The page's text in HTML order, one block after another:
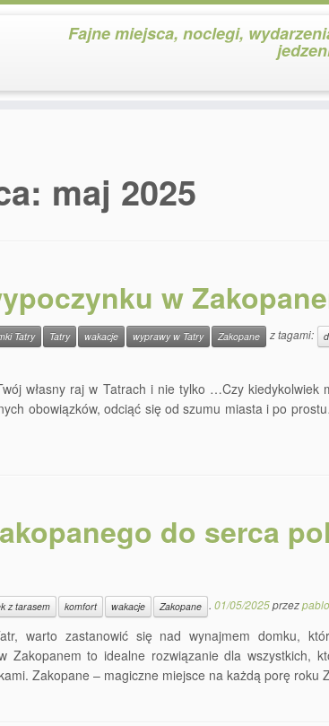
Fajne miejsca, noclegi,
maj 2025
w
Tatry Tatry wakacje wyprawy w Tatry Zakopane z tagami:
własny raj w Tatrach i nie tylko …Czy kiedykolwiek
obowiązków, odciąć się od szumu miasta i po
do serca
z tarasem komfort wakacje Zakopane . 01/05/2025przezpablo
warto zastanowić się nad wynajmem domku,
Zakopanem to idealne rozwiązanie dla wszystkich,
Zakopane – magiczne miejsce na każdą porę roku